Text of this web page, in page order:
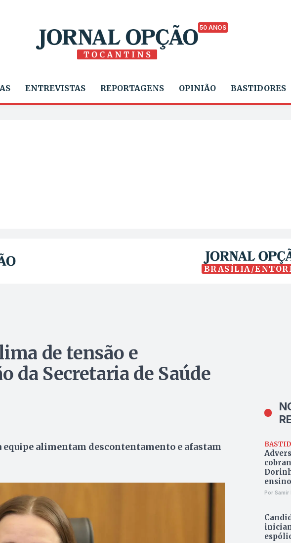
50 ANOS
ENTREVISTAS REPORTAGENS OPINIÃO BASTIDORES
BRASÍLIA/
de tensão e
da Secretaria de Saúde
alimentam descontentamento e afastam
Por Samir